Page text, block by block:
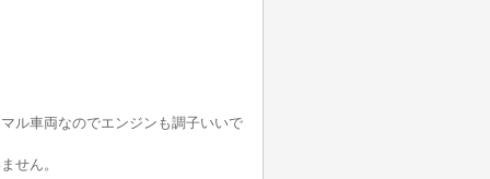
ル車両なのでエンジンも調子いいで
せん。